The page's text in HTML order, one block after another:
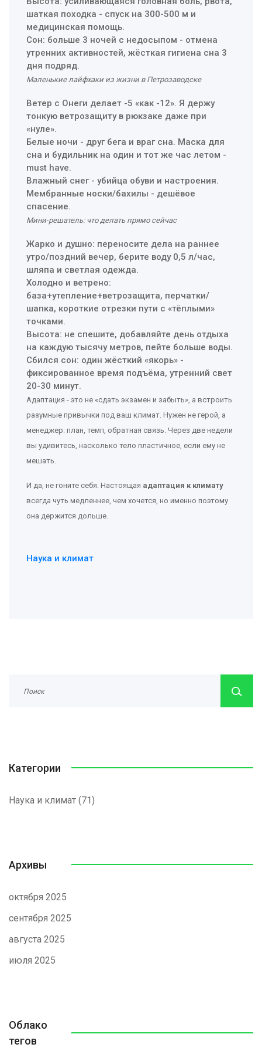
шаткая походка - спуск на 300-500 м и
медицинская помощь.
Сон: больше 3 ночей с недосыпом - отмена
утренних активностей, жёсткая гигиена сна 3
дня подряд.
Маленькие лайфхаки из жизни в Петрозаводске
Ветер с Онеги делает -5 «как -12». Я держу
тонкую ветрозащиту в рюкзаке даже при
«нуле».
Белые ночи - друг бега и враг сна. Маска для
сна и будильник на один и тот же час летом -
must have.
Влажный снег - убийца обуви и настроения.
Мембранные носки/бахилы - дешёвое
спасение.
Мини‑решатель: что делать прямо сейчас
Жарко и душно: переносите дела на раннее
утро/поздний вечер, берите воду 0,5 л/час,
шляпа и светлая одежда.
Холодно и ветрено:
база+утепление+ветрозащита, перчатки/
шапка, короткие отрезки пути с «тёплыми»
точками.
Высота: не спешите, добавляйте день отдыха
на каждую тысячу метров, пейте больше воды.
Сбился сон: один жёсткий «якорь» -
фиксированное время подъёма, утренний свет
20-30 минут.
Адаптация - это не «сдать экзамен и забыть», а встроить
разумные привычки под ваш климат. Нужен не герой, а
менеджер: план, темп, обратная связь. Через две недели
вы удивитесь, насколько тело пластичное, если ему не
мешать.
И да, не гоните себя. Настоящая адаптация к климату
всегда чуть медленнее, чем хочется, но именно поэтому
она держится дольше.
Наука и климат
Категории
Наука и климат (71)
Архивы
октября 2025
сентября 2025
августа 2025
июля 2025
Облако
тегов